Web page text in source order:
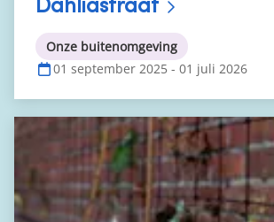
Onze buitenomgeving
01 september 2025 - 01 juli 2026